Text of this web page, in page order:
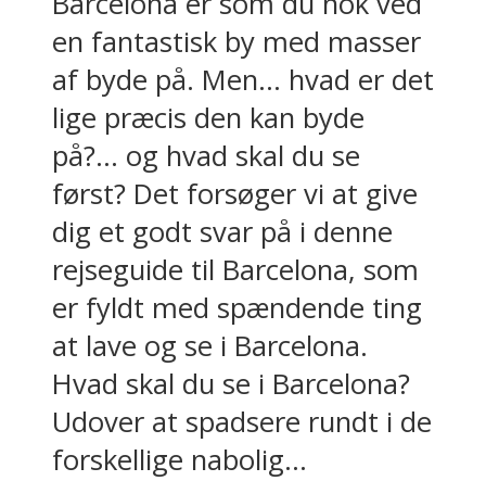
en fantastisk by med masser
af byde på. Men… hvad er det
lige præcis den kan byde
på?… og hvad skal du se
først? Det forsøger vi at give
dig et godt svar på i denne
rejseguide til Barcelona, som
er fyldt med spændende ting
at lave og se i Barcelona.
Hvad skal du se i Barcelona?
Udover at spadsere rundt i de
forskellige nabolig...